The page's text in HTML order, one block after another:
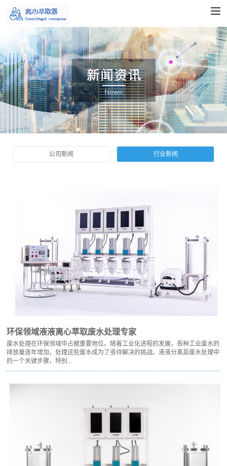
公司新闻 行业新闻
环保领域液液离心萃取废水处理专家
废水处理在环保领域中占据重要地位。随着工业化进程的发展，各种工业废水的
排放量逐年增加，处理这些废水成为了亟待解决的挑战。液液分离是废水处理中
的一个关键步骤，特别...